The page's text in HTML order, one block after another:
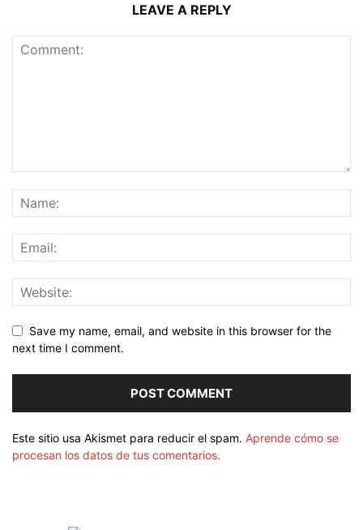
LEAVE A REPLY
Save my name, email, and website in this browser for the
next time I comment.
Este sitio usa Akismet para reducir el spam. Aprende cómo se
procesan los datos de tus comentarios.